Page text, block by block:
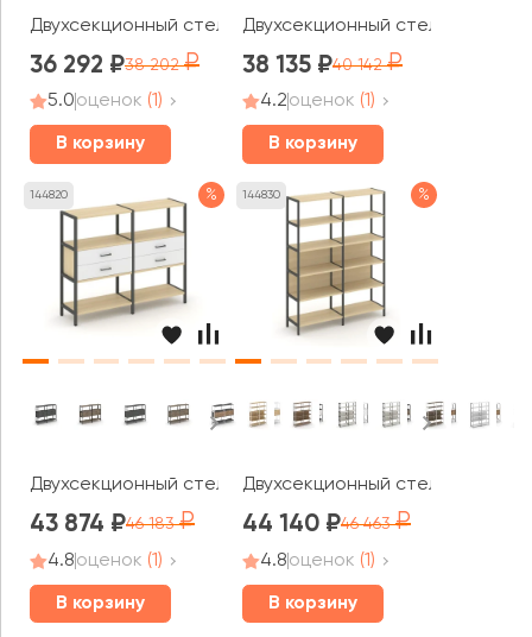
Двухсекционный стеллаж двухярусный с ящиками
36 292 38 202
5.0оценок (1)
В корзину
Двухсекционный стеллаж
38 135 40 142
4.2оценок (1)
В корзину
144820 %
Двухсекционный стеллаж трехярусный с ящиками на
43 874 46 183
4.8оценок (1)
В корзину
144830 %
Двухсекционный стеллаж
44 140 46 463
4.8оценок (1)
В корзину